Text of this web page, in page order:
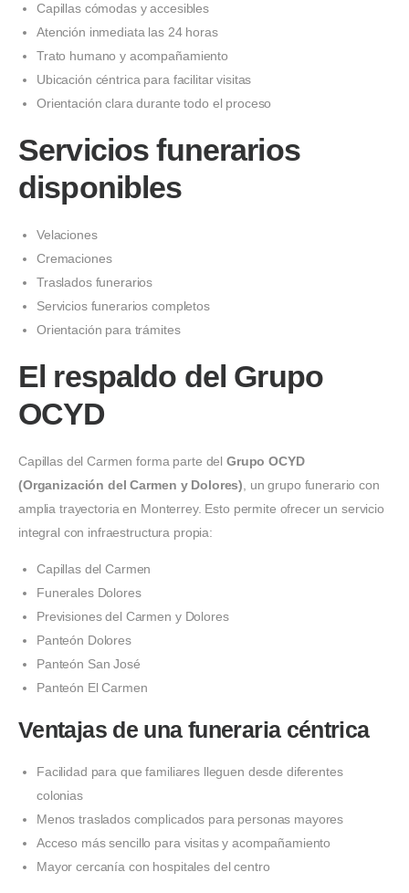
Capillas cómodas y accesibles
Atención inmediata las 24 horas
Trato humano y acompañamiento
Ubicación céntrica para facilitar visitas
Orientación clara durante todo el proceso
Servicios funerarios
disponibles
Velaciones
Cremaciones
Traslados funerarios
Servicios funerarios completos
Orientación para trámites
El respaldo del Grupo
OCYD
Capillas del Carmen forma parte del Grupo OCYD
(Organización del Carmen y Dolores) , un grupo funerario con
amplia trayectoria en Monterrey. Esto permite ofrecer un servicio
integral con infraestructura propia:
Capillas del Carmen
Funerales Dolores
Previsiones del Carmen y Dolores
Panteón Dolores
Panteón San José
Panteón El Carmen
Ventajas de una funeraria céntrica
Facilidad para que familiares lleguen desde diferentes
colonias
Menos traslados complicados para personas mayores
Acceso más sencillo para visitas y acompañamiento
Mayor cercanía con hospitales del centro